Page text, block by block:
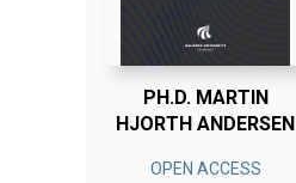
PH.D. MARTIN
HJORTH ANDERSEN
OPEN ACCESS